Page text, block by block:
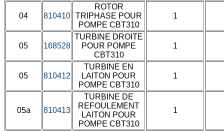
04 810410
ROTOR
TRIPHASE POUR
POMPE CBT310
1
05 168528
TURBINE DROITE
POUR POMPE
CBT310
1
05 810412
TURBINE EN
LAITON POUR
POMPE CBT310
1
05a 810413
TURBINE DE
REFOULEMENT
LAITON POUR
POMPE CBT310
1